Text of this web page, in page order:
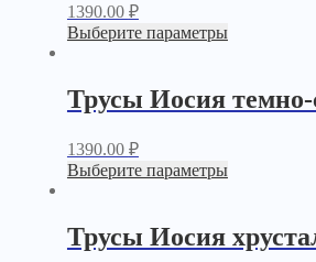
1390.00 ₽
Выберите параметры
Трусы Иосия темно-
1390.00 ₽
Выберите параметры
Трусы Иосия